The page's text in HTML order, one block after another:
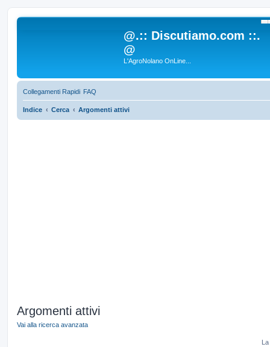
@.:: Discutiamo.com ::.
@
L'AgroNolano OnLine...
Collegamenti Rapidi FAQ
Indice Cerca Argomenti attivi
Argomenti attivi
Vai alla ricerca avanzata